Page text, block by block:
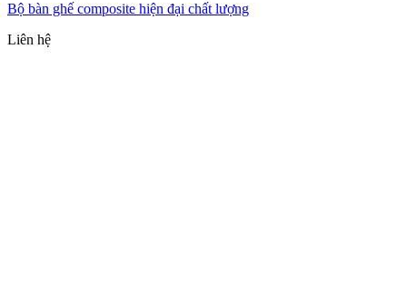
Bộ bàn ghế composite hiện đại chất lượng
Liên hệ